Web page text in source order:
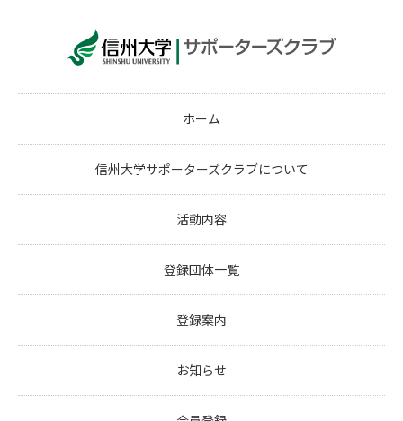
ホーム
信州大学サポーターズクラブについて
活動内容
登録団体一覧
登録案内
お知らせ